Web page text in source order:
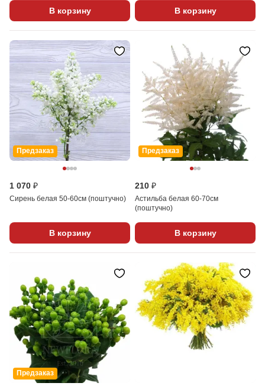
В корзину В корзину
Предзаказ
1 070 ₽
Сирень белая 50-60см (поштучно)
В корзину
Предзаказ
210 ₽
Астильба белая 60-70см
(поштучно)
В корзину
Предзаказ